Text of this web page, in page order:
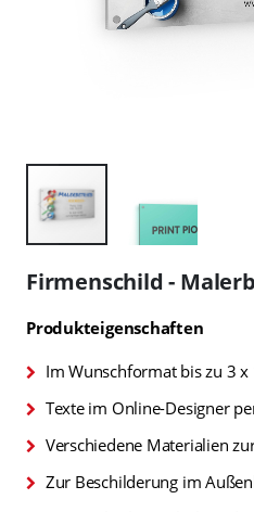
Anfang
der
springen
Firmenschild -
Produkteigenschaften
Im Wunschformat bis zu 3 x
Texte im Online-Designer
Verschiedene Materialien
Zur Beschilderung im